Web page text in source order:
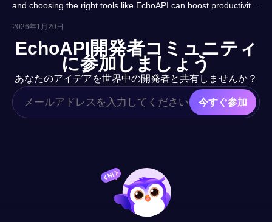
and choosing the right tools like EchoAPI can boost productivity
essential tools, balancing usability, automation and real-project
adaptability for beginners.
2026年1月20日
EchoAPI開発者コミュニティ
に参加しましょう
あなたのアイデアを世界中の開発者と共有しませんか？
今すぐ参加